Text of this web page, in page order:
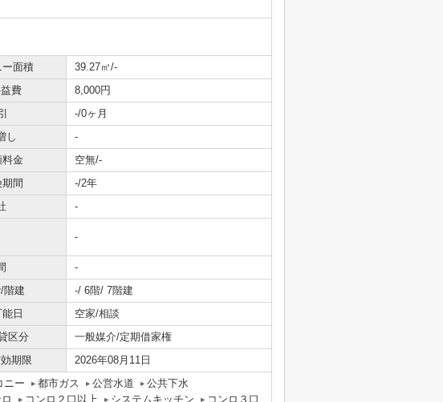
面積
39.27㎡/-
費
8,000円
-/0ヶ月
し
-
金
空無/-
間
-/2年
-
-
-
階建
-/ 6階/ 7階建
日
空家/相談
区分
一般媒介/定期借家権
期限 2026年08月11日
ニー 都市ガス 公営水道
公共下水
コンロ２口以上 システムキッチン
コンロ３口